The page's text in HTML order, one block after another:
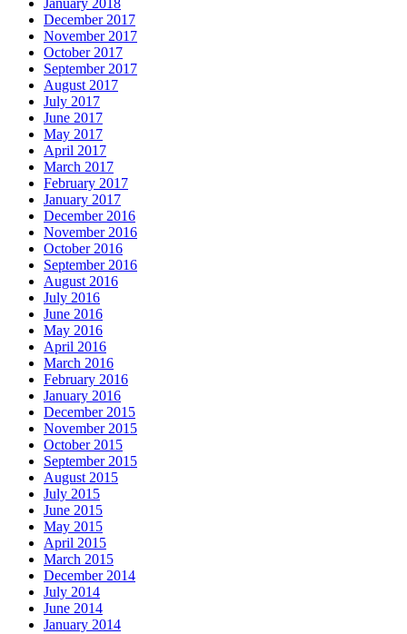
January 2018
December 2017
November 2017
October 2017
September 2017
August 2017
July 2017
June 2017
May 2017
April 2017
March 2017
February 2017
January 2017
December 2016
November 2016
October 2016
September 2016
August 2016
July 2016
June 2016
May 2016
April 2016
March 2016
February 2016
January 2016
December 2015
November 2015
October 2015
September 2015
August 2015
July 2015
June 2015
May 2015
April 2015
March 2015
December 2014
July 2014
June 2014
January 2014